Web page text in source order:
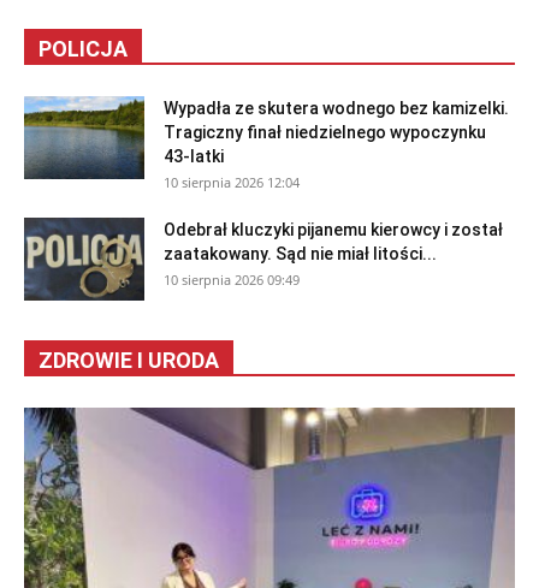
POLICJA
Wypadła ze skutera wodnego bez kamizelki.
Tragiczny finał niedzielnego wypoczynku
43-latki
10 sierpnia 2026 12:04
Odebrał kluczyki pijanemu kierowcy i został
zaatakowany. Sąd nie miał litości...
10 sierpnia 2026 09:49
ZDROWIE I URODA